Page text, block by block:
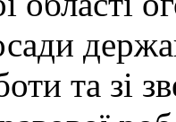
та зі